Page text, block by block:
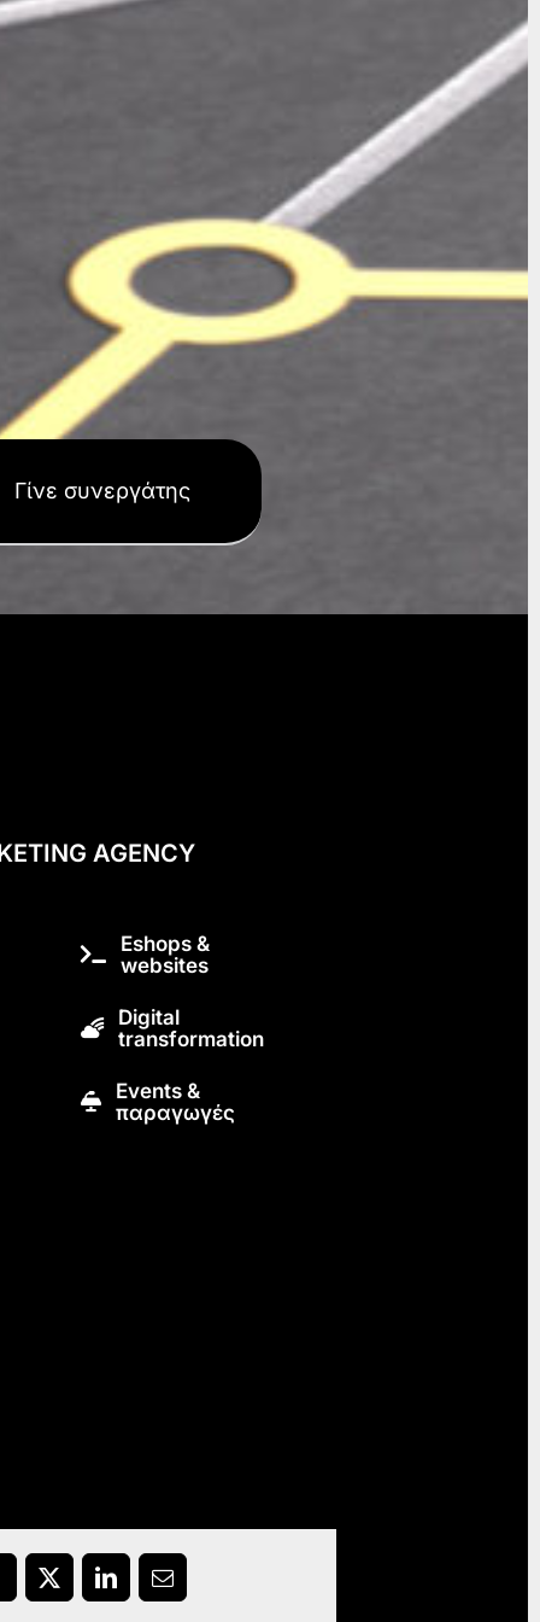
Γίνε συνεργάτης
AGENCY
Eshops &
websites
Digital
transformation
Εvents &
παραγωγές